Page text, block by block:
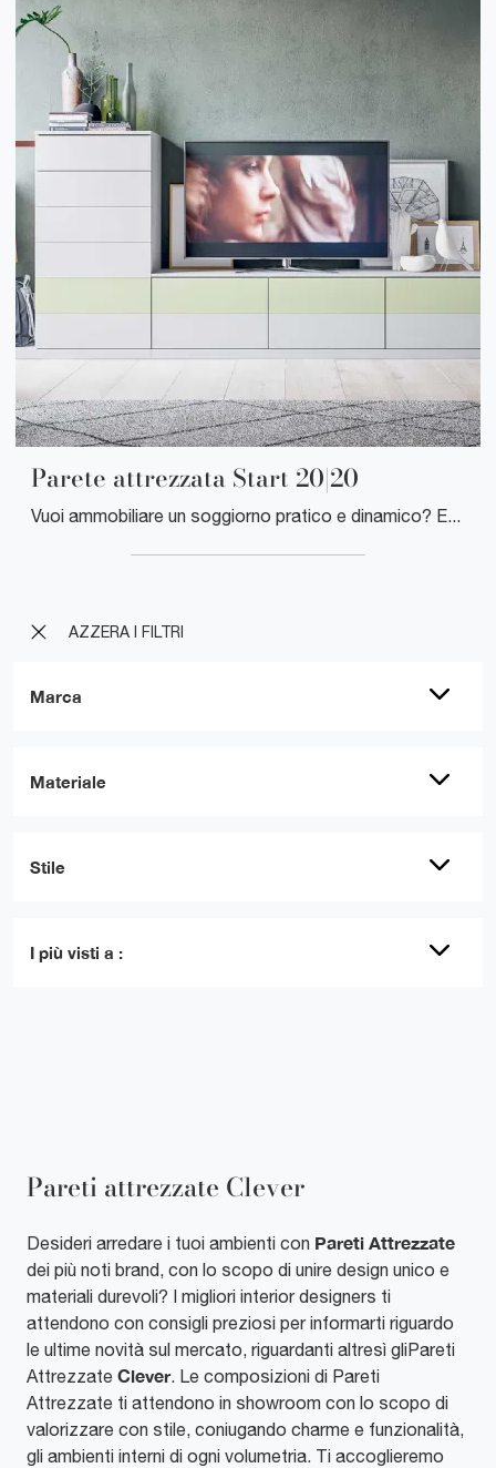
AZZERA I FILTRI
Marca
Materiale
Stile
I più visti a :
Parete attrezzata Start 20|20
Vuoi ammobiliare un soggiorno pratico e dinamico? Ecco a te la parete attrezzata Parete attrezzata Start 20|20 Clever dalle linee decise moderne.
Pareti attrezzate Clever
Desideri arredare i tuoi ambienti con Pareti Attrezzate
dei più noti brand, con lo scopo di unire design unico e
materiali durevoli? I migliori interior designers ti
attendono con consigli preziosi per informarti riguardo
le ultime novità sul mercato, riguardanti altresì gliPareti
Attrezzate Clever. Le composizioni di Pareti
Attrezzate ti attendono in showroom con lo scopo di
valorizzare con stile, coniugando charme e funzionalità,
gli ambienti interni di ogni volumetria. Ti accoglieremo